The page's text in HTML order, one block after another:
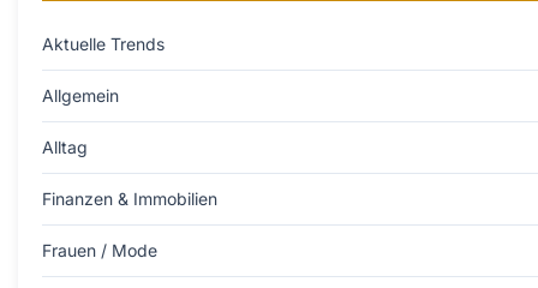
Aktuelle Trends
Allgemein
Alltag
Finanzen & Immobilien
Frauen / Mode